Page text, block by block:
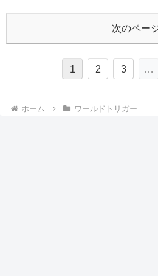
次のペー
1 2 3 …
ホーム ワールドトリガー